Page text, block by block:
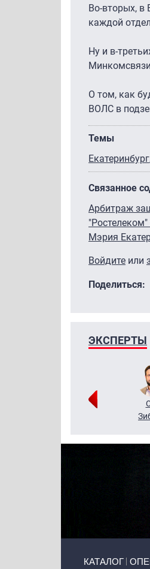
Во-вторых, в
каждой
Ну и в-
О том, как
ВОЛС в
Темы
Екатеринбург
Связанное
Арбитраж
Мэрия
Войдите или
Поделиться:
ЭКСПЕРТЫ
КАТАЛОГ